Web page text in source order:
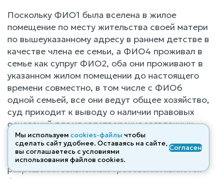
Поскольку ФИО1 была вселена в жилое
помещение по месту жительства своей матери
по вышеуказанному адресу в раннем детстве в
качестве члена ее семьи, а ФИО4 проживал в
семье как супруг ФИО2, оба они проживают в
указанном жилом помещении до настоящего
времени совместно, в том числе с ФИО6
одной семьей, все они ведут общее хозяйство,
суд приходит к выводу о наличии правовых
оснований для удовлетворения заявленных
требований.
Юридически значимым обстоятельством при
разрешении заявленных требований является
Мы используем cookies-файлы чтобы
сделать сайт удобнее. Оставаясь на сайте,
вы соглашаетесь с условиями
использования файлов cооkies.
Согласен